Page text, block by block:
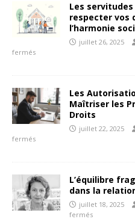
Les
respecter vos
l’harmonie
juillet 26, 2025
fermés
Les
Maîtriser les
Droits
juillet 22, 2025
fermés
L’équilibre
dans la
juillet 18, 2025
fermés